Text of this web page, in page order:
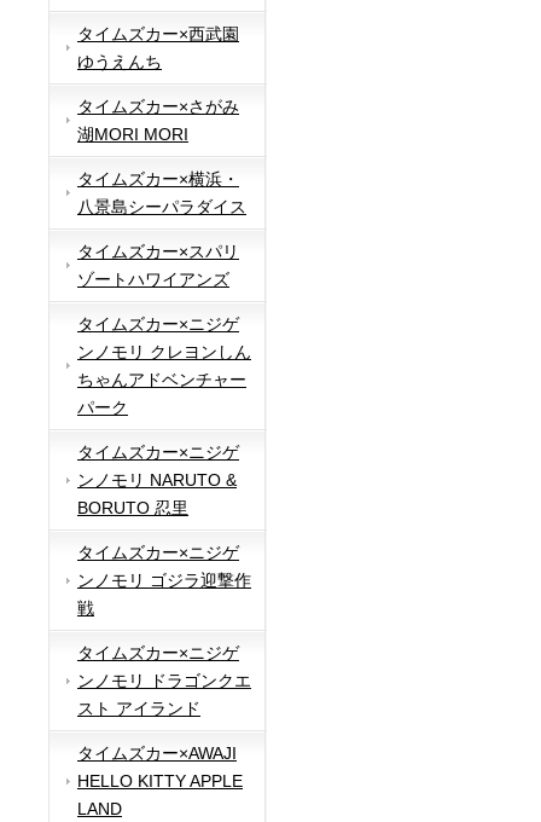
タイムズカー×西武園
ゆうえんち
タイムズカー×さがみ
湖MORI MORI
タイムズカー×横浜・
八景島シーパラダイス
タイムズカー×スパリ
ゾートハワイアンズ
タイムズカー×ニジゲ
ンノモリ クレヨンしん
ちゃんアドベンチャー
パーク
タイムズカー×ニジゲ
ンノモリ NARUTO &
BORUTO 忍里
タイムズカー×ニジゲ
ンノモリ ゴジラ迎撃作
戦
タイムズカー×ニジゲ
ンノモリ ドラゴンクエ
スト アイランド
タイムズカー×AWAJI
HELLO KITTY APPLE
LAND